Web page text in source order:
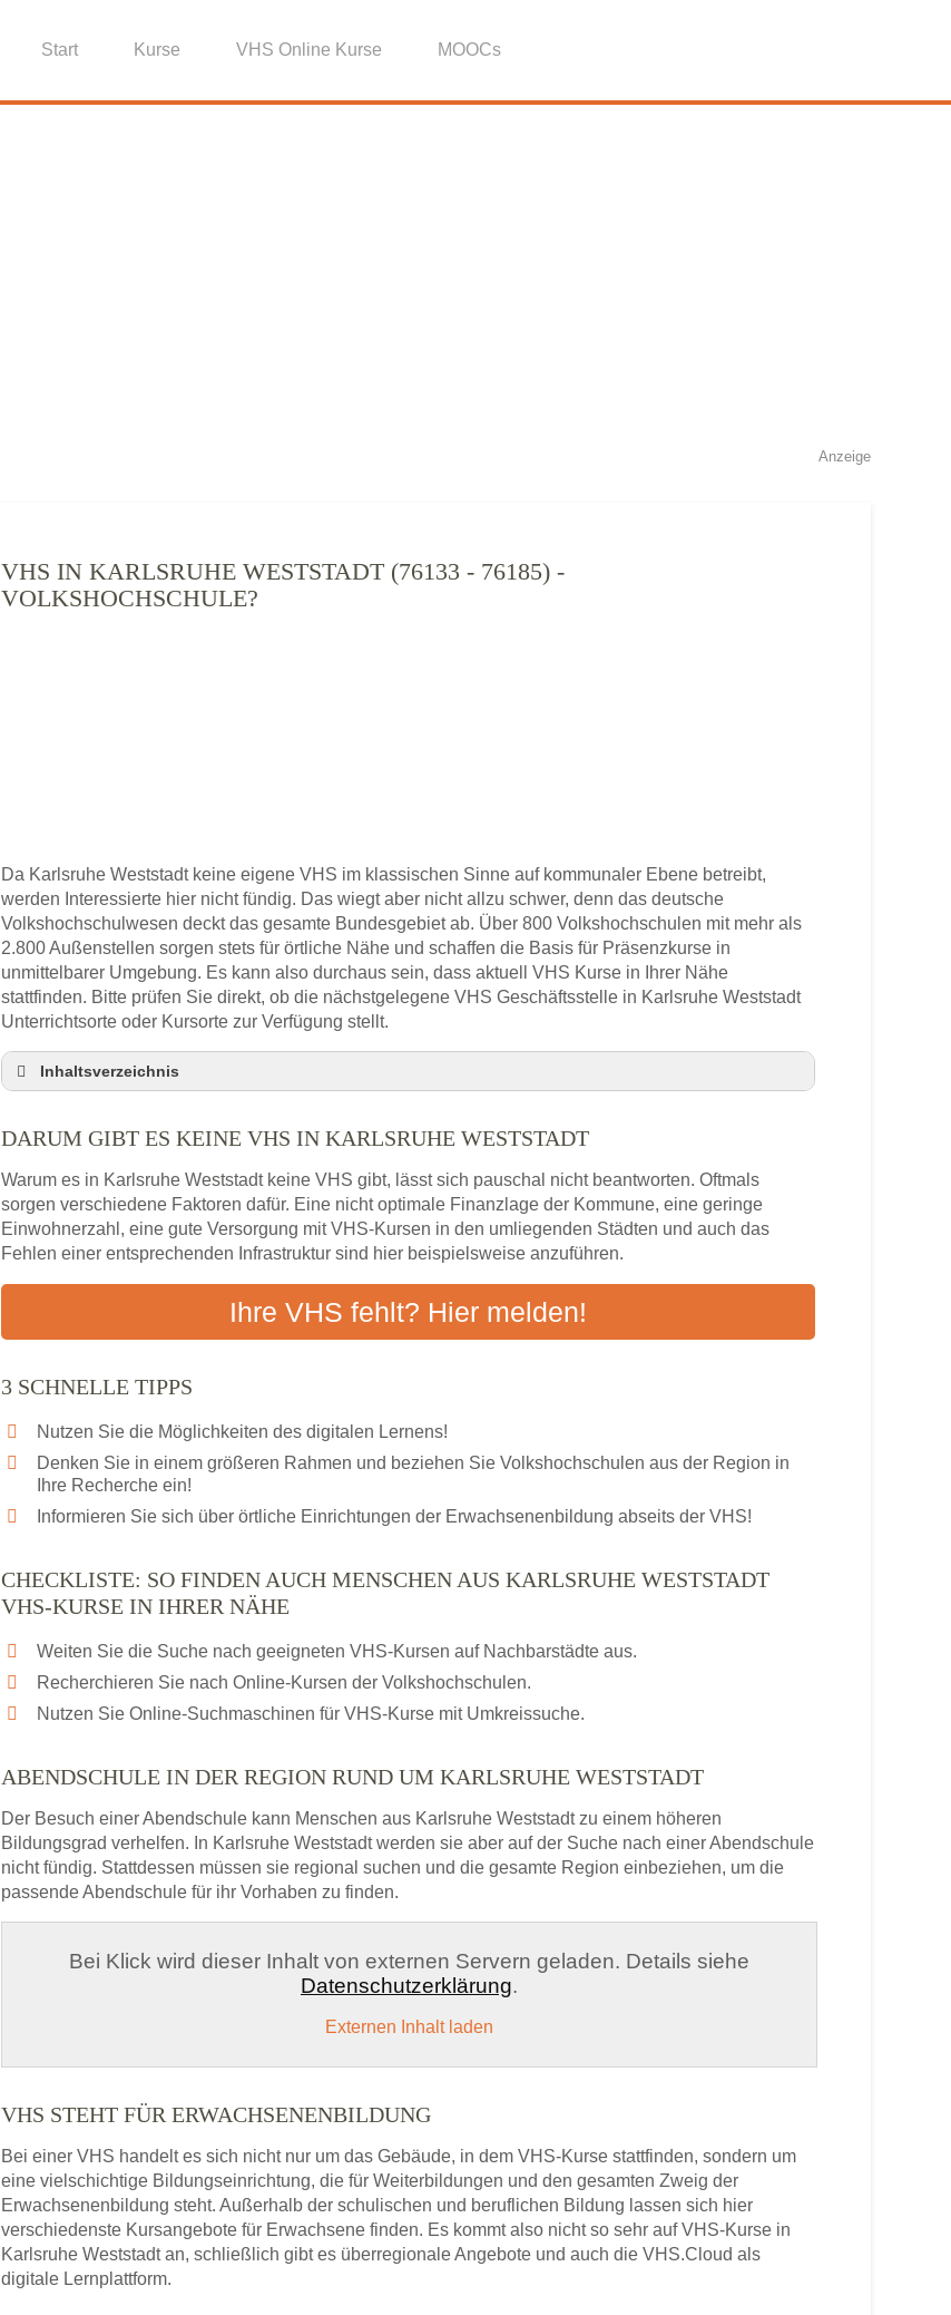
Start Kurse VHS Online Kurse MOOCs
Anzeige
VHS IN KARLSRUHE WESTSTADT (76133 - 76185) -
VOLKSHOCHSCHULE?
Da Karlsruhe Weststadt keine eigene VHS im klassischen Sinne auf kommunaler Ebene betreibt,
werden Interessierte hier nicht fündig. Das wiegt aber nicht allzu schwer, denn das deutsche
Volkshochschulwesen deckt das gesamte Bundesgebiet ab. Über 800 Volkshochschulen mit mehr als
2.800 Außenstellen sorgen stets für örtliche Nähe und schaffen die Basis für Präsenzkurse in
unmittelbarer Umgebung. Es kann also durchaus sein, dass aktuell VHS Kurse in Ihrer Nähe
stattfinden. Bitte prüfen Sie direkt, ob die nächstgelegene VHS Geschäftsstelle in Karlsruhe Weststadt
Unterrichtsorte oder Kursorte zur Verfügung stellt.
Inhaltsverzeichnis
3 schnelle Tipps
Abendschule in der Region rund um Karlsruhe Weststadt
VHS steht für Erwachsenenbildung
Online-Kurse: Alternative Angebote zum VHS-Kurs
Checkliste: Darauf kommt es bei Bildungsangeboten an
DARUM GIBT ES KEINE VHS IN KARLSRUHE WESTSTADT
Warum es in Karlsruhe Weststadt keine VHS gibt, lässt sich pauschal nicht beantworten. Oftmals
sorgen verschiedene Faktoren dafür. Eine nicht optimale Finanzlage der Kommune, eine geringe
Einwohnerzahl, eine gute Versorgung mit VHS-Kursen in den umliegenden Städten und auch das
Fehlen einer entsprechenden Infrastruktur sind hier beispielsweise anzuführen.
Ihre VHS fehlt? Hier melden!
3 SCHNELLE TIPPS
Nutzen Sie die Möglichkeiten des digitalen Lernens!
Denken Sie in einem größeren Rahmen und beziehen Sie Volkshochschulen aus der Region in
Ihre Recherche ein!
Informieren Sie sich über örtliche Einrichtungen der Erwachsenenbildung abseits der VHS!
CHECKLISTE: SO FINDEN AUCH MENSCHEN AUS KARLSRUHE WESTSTADT
VHS-KURSE IN IHRER NÄHE
Weiten Sie die Suche nach geeigneten VHS-Kursen auf Nachbarstädte aus.
Recherchieren Sie nach Online-Kursen der Volkshochschulen.
Nutzen Sie Online-Suchmaschinen für VHS-Kurse mit Umkreissuche.
ABENDSCHULE IN DER REGION RUND UM KARLSRUHE WESTSTADT
Der Besuch einer Abendschule kann Menschen aus Karlsruhe Weststadt zu einem höheren
Bildungsgrad verhelfen. In Karlsruhe Weststadt werden sie aber auf der Suche nach einer Abendschule
nicht fündig. Stattdessen müssen sie regional suchen und die gesamte Region einbeziehen, um die
passende Abendschule für ihr Vorhaben zu finden.
Bei Klick wird dieser Inhalt von externen Servern geladen. Details siehe
Datenschutzerklärung.
Externen Inhalt laden
VHS STEHT FÜR ERWACHSENENBILDUNG
Bei einer VHS handelt es sich nicht nur um das Gebäude, in dem VHS-Kurse stattfinden, sondern um
eine vielschichtige Bildungseinrichtung, die für Weiterbildungen und den gesamten Zweig der
Erwachsenenbildung steht. Außerhalb der schulischen und beruflichen Bildung lassen sich hier
verschiedenste Kursangebote für Erwachsene finden. Es kommt also nicht so sehr auf VHS-Kurse in
Karlsruhe Weststadt an, schließlich gibt es überregionale Angebote und auch die VHS.Cloud als
digitale Lernplattform.